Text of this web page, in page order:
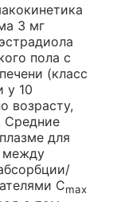
3 мг
пола с
(класс
у 10
возрасту,
Средние
для
между
Cmax